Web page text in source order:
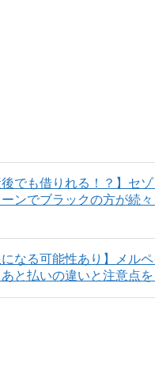
後でも借りれる！？】セ
ンでブラックの方が続
になる可能性あり】メル
と払いの違いと注意点を